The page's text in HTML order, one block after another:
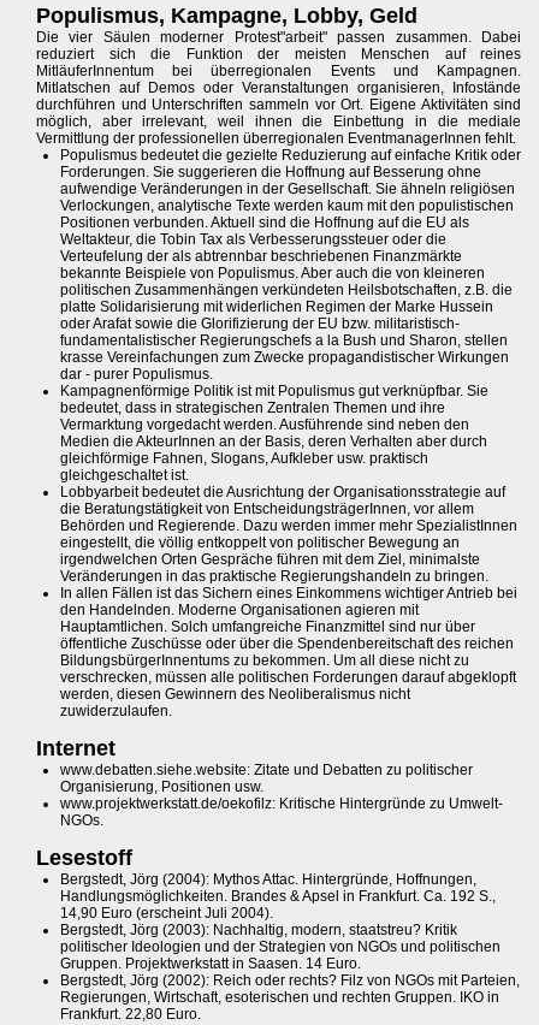
Populismus, Kampagne, Lobby, Geld
Die vier Säulen moderner Protest"arbeit" passen zusammen. Dabei
reduziert sich die Funktion der meisten Menschen auf reines
MitläuferInnentum bei überregionalen Events und Kampagnen.
Mitlatschen auf Demos oder Veranstaltungen organisieren, Infostände
durchführen und Unterschriften sammeln vor Ort. Eigene Aktivitäten sind
möglich, aber irrelevant, weil ihnen die Einbettung in die mediale
Vermittlung der professionellen überregionalen EventmanagerInnen fehlt.
Populismus bedeutet die gezielte Reduzierung auf einfache Kritik oder
Forderungen. Sie suggerieren die Hoffnung auf Besserung ohne
aufwendige Veränderungen in der Gesellschaft. Sie ähneln religiösen
Verlockungen, analytische Texte werden kaum mit den populistischen
Positionen verbunden. Aktuell sind die Hoffnung auf die EU als
Weltakteur, die Tobin Tax als Verbesserungssteuer oder die
Verteufelung der als abtrennbar beschriebenen Finanzmärkte
bekannte Beispiele von Populismus. Aber auch die von kleineren
politischen Zusammenhängen verkündeten Heilsbotschaften, z.B. die
platte Solidarisierung mit widerlichen Regimen der Marke Hussein
oder Arafat sowie die Glorifizierung der EU bzw. militaristisch-
fundamentalistischer Regierungschefs a la Bush und Sharon, stellen
krasse Vereinfachungen zum Zwecke propagandistischer Wirkungen
dar - purer Populismus.
Kampagnenförmige Politik ist mit Populismus gut verknüpfbar. Sie
bedeutet, dass in strategischen Zentralen Themen und ihre
Vermarktung vorgedacht werden. Ausführende sind neben den
Medien die AkteurInnen an der Basis, deren Verhalten aber durch
gleichförmige Fahnen, Slogans, Aufkleber usw. praktisch
gleichgeschaltet ist.
Lobbyarbeit bedeutet die Ausrichtung der Organisationsstrategie auf
die Beratungstätigkeit von EntscheidungsträgerInnen, vor allem
Behörden und Regierende. Dazu werden immer mehr SpezialistInnen
eingestellt, die völlig entkoppelt von politischer Bewegung an
irgendwelchen Orten Gespräche führen mit dem Ziel, minimalste
Veränderungen in das praktische Regierungshandeln zu bringen.
In allen Fällen ist das Sichern eines Einkommens wichtiger Antrieb bei
den Handelnden. Moderne Organisationen agieren mit
Hauptamtlichen. Solch umfangreiche Finanzmittel sind nur über
öffentliche Zuschüsse oder über die Spendenbereitschaft des reichen
BildungsbürgerInnentums zu bekommen. Um all diese nicht zu
verschrecken, müssen alle politischen Forderungen darauf abgeklopft
werden, diesen Gewinnern des Neoliberalismus nicht
zuwiderzulaufen.
Internet
www.debatten.siehe.website: Zitate und Debatten zu politischer
Organisierung, Positionen usw.
www.projektwerkstatt.de/oekofilz: Kritische Hintergründe zu Umwelt-
NGOs.
Lesestoff
Bergstedt, Jörg (2004): Mythos Attac. Hintergründe, Hoffnungen,
Handlungsmöglichkeiten. Brandes & Apsel in Frankfurt. Ca. 192 S.,
14,90 Euro (erscheint Juli 2004).
Bergstedt, Jörg (2003): Nachhaltig, modern, staatstreu? Kritik
politischer Ideologien und der Strategien von NGOs und politischen
Gruppen. Projektwerkstatt in Saasen. 14 Euro.
Bergstedt, Jörg (2002): Reich oder rechts? Filz von NGOs mit Parteien,
Regierungen, Wirtschaft, esoterischen und rechten Gruppen. IKO in
Frankfurt. 22,80 Euro.